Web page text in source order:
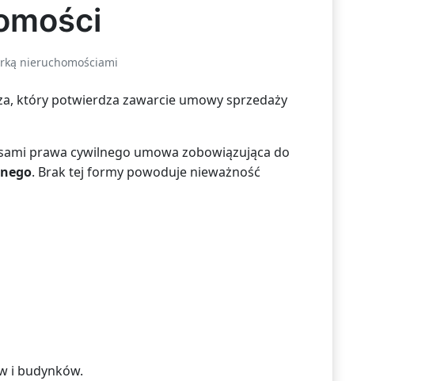
nieruchomościami
który potwierdza zawarcie umowy sprzedaży
prawa cywilnego umowa zobowiązująca do
. Brak tej formy powoduje nieważność
i budynków.